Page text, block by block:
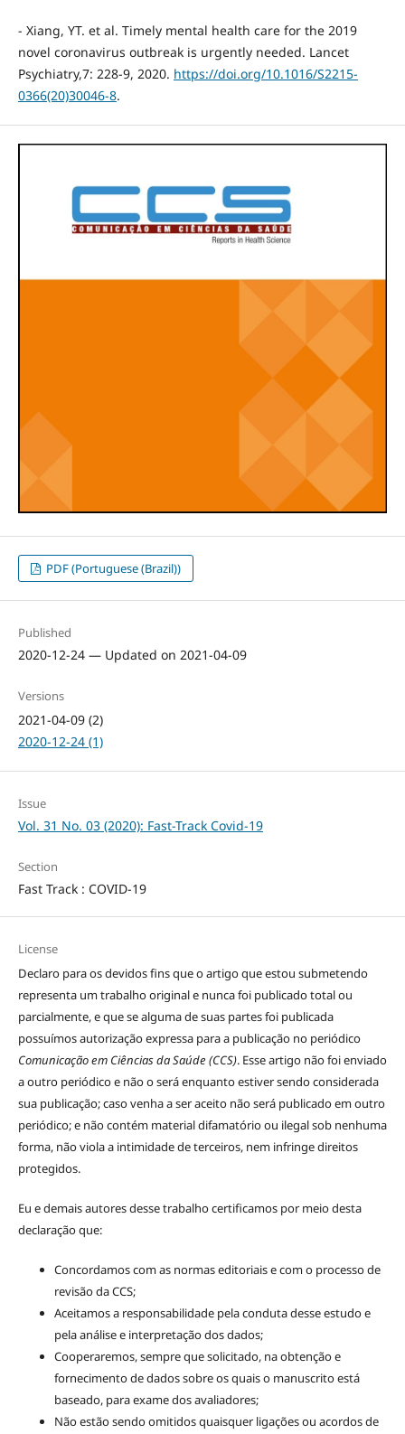
- Xiang, YT. et al. Timely mental health care for the 2019
novel coronavirus outbreak is urgently needed. Lancet
Psychiatry,7: 228-9, 2020. https://doi.org/10.1016/S2215-
0366(20)30046-8.
PDF (Portuguese (Brazil))
Published
2020-12-24 — Updated on 2021-04-09
Versions
2021-04-09 (2)
2020-12-24 (1)
Issue
Vol. 31 No. 03 (2020): Fast-Track Covid-19
Section
Fast Track : COVID-19
License
Declaro para os devidos fins que o artigo que estou submetendo
representa um trabalho original e nunca foi publicado total ou
parcialmente, e que se alguma de suas partes foi publicada
possuímos autorização expressa para a publicação no periódico
Comunicação em Ciências da Saúde (CCS). Esse artigo não foi enviado
a outro periódico e não o será enquanto estiver sendo considerada
sua publicação; caso venha a ser aceito não será publicado em outro
periódico; e não contém material difamatório ou ilegal sob nenhuma
forma, não viola a intimidade de terceiros, nem infringe direitos
protegidos.
Eu e demais autores desse trabalho certificamos por meio desta
declaração que:
Concordamos com as normas editoriais e com o processo de
revisão da CCS;
Aceitamos a responsabilidade pela conduta desse estudo e
pela análise e interpretação dos dados;
Cooperaremos, sempre que solicitado, na obtenção e
fornecimento de dados sobre os quais o manuscrito está
baseado, para exame dos avaliadores;
Não estão sendo omitidos quaisquer ligações ou acordos de